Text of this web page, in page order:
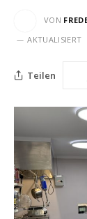
VON
AKTUALISIERT
Teilen